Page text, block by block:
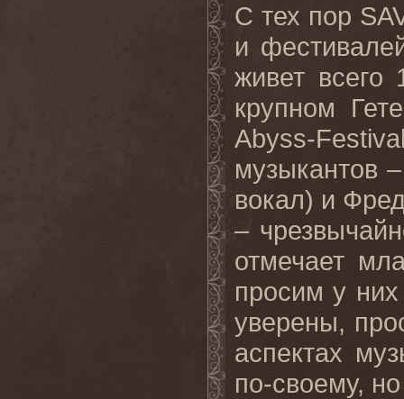
С тех пор
и
живет
крупном
Abyss-
музыкантов
вокал) и
–
отмечает
просим у
уверены,
аспектах
по-своему,